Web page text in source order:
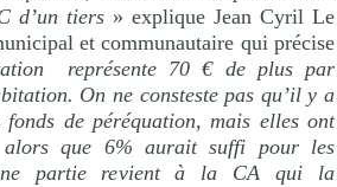
d’un tiers » explique Jean Cyril Le
et communautaire qui précise
représente 70 € de plus par
On ne consteste pas qu’il y a
fonds de péréquation, mais elles ont
alors que 6% aurait suffi pour les
partie revient à la CA qui la